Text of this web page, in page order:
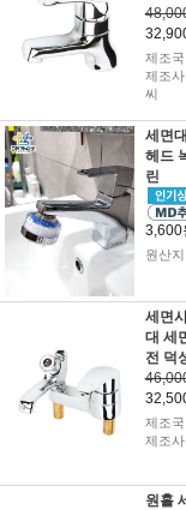
제조
제조
씨
세면
헤드
린
3,600
원산
세면
대 세
전 덕
제조
제조
원홀